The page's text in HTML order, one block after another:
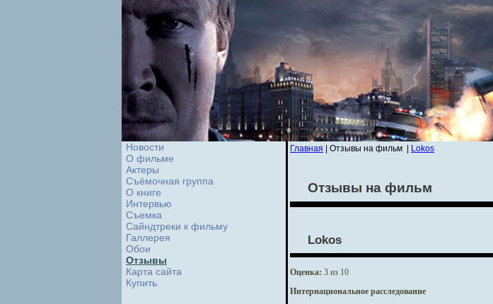
Новости
О фильме
Актеры
Съёмочная группа
О книге
Интервью
Cъемка
Сайндтреки к фильму
Галлерея
Обои
Отзывы
Карта сайта
Купить
Главная | Отзывы на фильм Lokos
Отзывы на фильм
Lokos
Оценка: 3 из 10
Интернациональное расследование